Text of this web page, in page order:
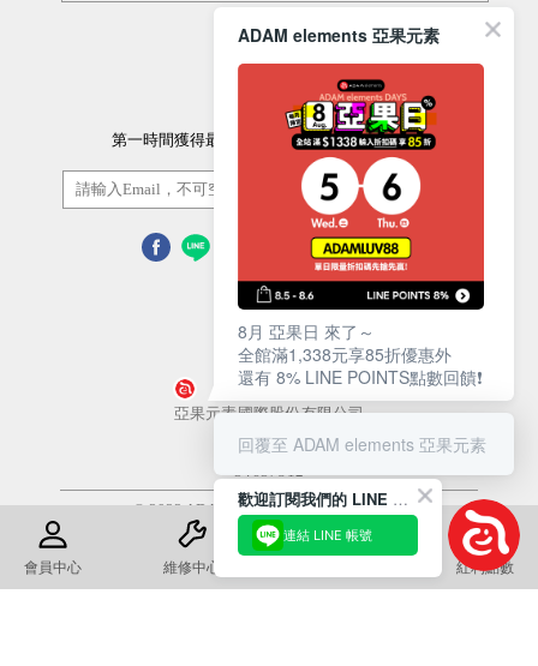
會員中心 維修中心 紅利點數
第一時間獲得最新的優惠資訊以及最新產品資訊
訂閱/取消
營業人名稱
亞果元素國際股份有限公司
統一編號
54657812
© 2022 ADAM Store. All Rights Reserved
使用條款
隱私權政策
ADAM elements 亞果元素
8月 亞果日 來了～
全館滿1,338元享85折優惠外
還有 8% LINE POINTS點數回饋❗️
回覆至 ADAM elements 亞果元素
歡迎訂閱我們的 LINE 官方帳號
連結 LINE 帳號